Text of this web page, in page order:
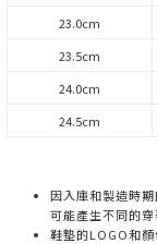
23.0cm
23.5cm
24.0cm
24.5cm
因入庫和製造時
可能產生不同的穿
鞋墊的LOGO和